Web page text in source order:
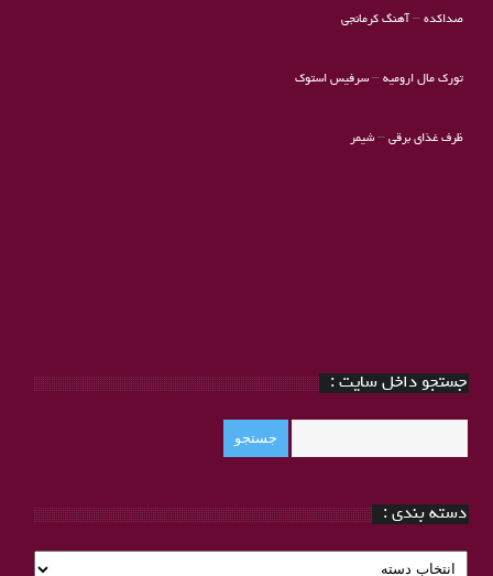
صداکده– آهنگ کرمانجی
تورک مال ارومیه–سرفیس استوک
ظرف غذای برقی– شیمر
جستجو داخل سایت :
دسته بندی :
دسته